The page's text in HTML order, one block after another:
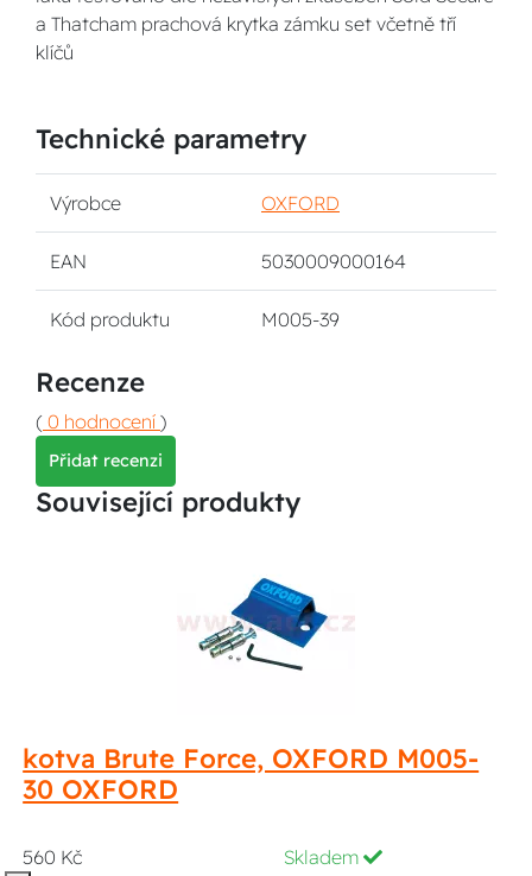
a Thatcham prachová krytka zámku set včetně tří
klíčů
Technické parametry
Výrobce OXFORD
EAN 5030009000164
Kód produktu M005-39
Recenze
( 0 hodnocení )
Přidat recenzi
Související produkty
kotva Brute Force, OXFORD M005-
30 OXFORD
560 Kč
Skladem